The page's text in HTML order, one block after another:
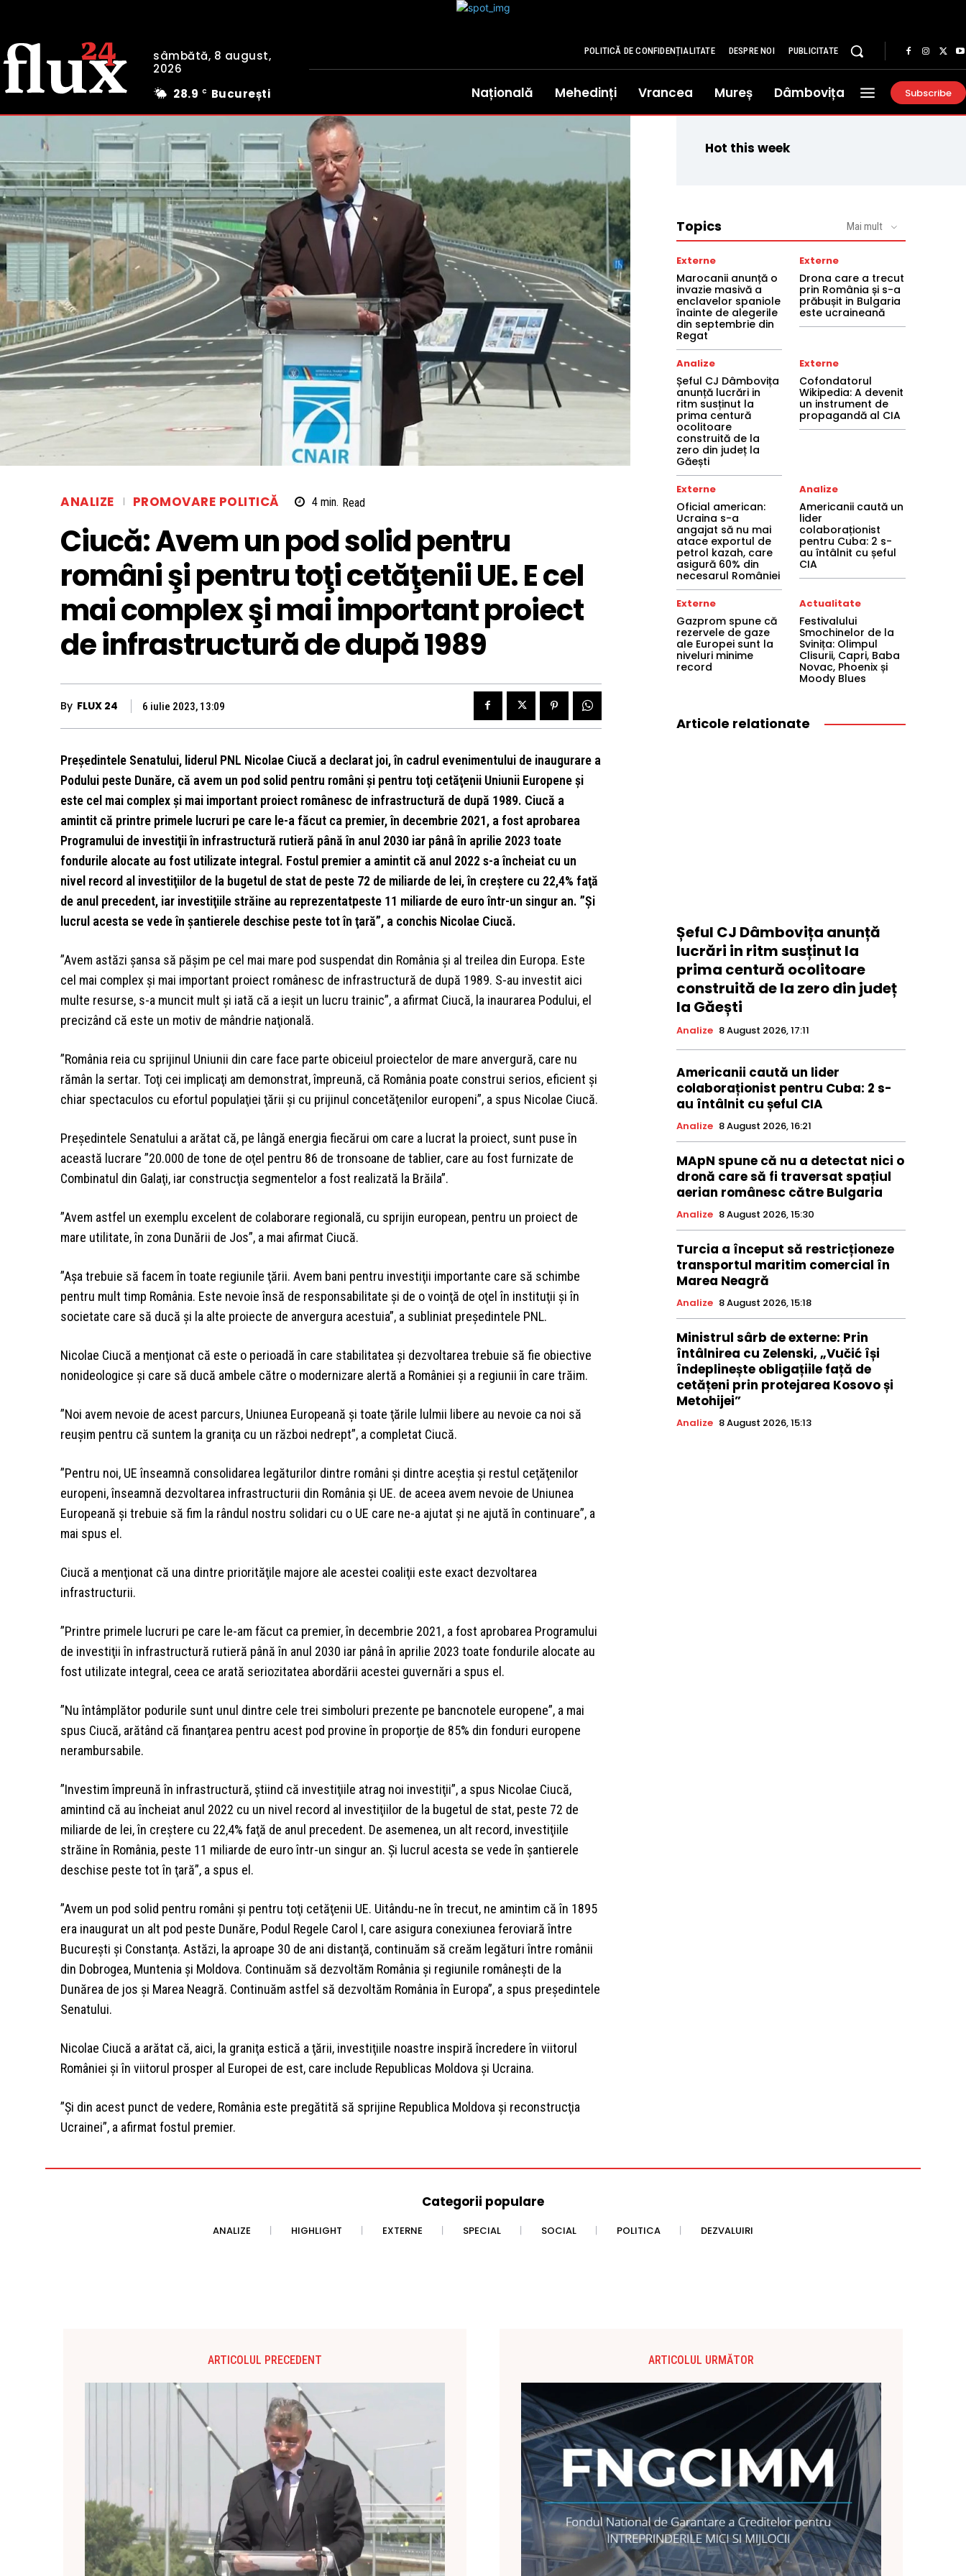
sâmbătă, 8 august,
2026
28.9 C București
POLITICĂ DE CONFIDENȚIALITATE DESPRE NOI PUBLICITATE
Națională Mehedinți Vrancea Mureș Dâmbovița Subscribe
ANALIZE PROMOVARE POLITICĂ 4min. Read
Ciucă: Avem un pod solid pentru
români şi pentru toţi cetăţenii UE. E cel
mai complex şi mai important proiect
de infrastructură de după 1989
By FLUX 24 6 iulie 2023, 13:09
Preşedintele Senatului, liderul PNL Nicolae Ciucă a declarat joi, în cadrul evenimentului de inaugurare a
Podului peste Dunăre, că avem un pod solid pentru români şi pentru toţi cetăţenii Uniunii Europene şi
este cel mai complex şi mai important proiect românesc de infrastructură de după 1989. Ciucă a
amintit că printre primele lucruri pe care le-a făcut ca premier, în decembrie 2021, a fost aprobarea
Programului de investiţii în infrastructură rutieră până în anul 2030 iar pânâ în aprilie 2023 toate
fondurile alocate au fost utilizate integral. Fostul premier a amintit că anul 2022 s-a încheiat cu un
nivel record al investiţiilor de la bugetul de stat de peste 72 de miliarde de lei, în creştere cu 22,4% faţă
de anul precedent, iar investiţiile străine au reprezentatpeste 11 miliarde de euro într-un singur an. ”Şi
lucrul acesta se vede în şantierele deschise peste tot în ţară”, a conchis Nicolae Ciucă.
”Avem astăzi şansa să păşim pe cel mai mare pod suspendat din România şi al treilea din Europa. Este
cel mai complex şi mai important proiect românesc de infrastructură de după 1989. S-au investit aici
multe resurse, s-a muncit mult şi iată că a ieşit un lucru trainic”, a afirmat Ciucă, la inaurarea Podului, el
precizând că este un motiv de mândrie naţională.
”România reia cu sprijinul Uniunii din care face parte obiceiul proiectelor de mare anvergură, care nu
rămân la sertar. Toţi cei implicaţi am demonstrat, împreună, că România poate construi serios, eficient şi
chiar spectaculos cu efortul populaţiei ţării şi cu prijinul concetăţenilor europeni”, a spus Nicolae Ciucă.
Preşedintele Senatului a arătat că, pe lângă energia fiecărui om care a lucrat la proiect, sunt puse în
această lucrare ”20.000 de tone de oţel pentru 86 de tronsoane de tablier, care au fost furnizate de
Combinatul din Galaţi, iar construcţia segmentelor a fost realizată la Brăila”.
”Avem astfel un exemplu excelent de colaborare regională, cu sprijin european, pentru un proiect de
mare utilitate, în zona Dunării de Jos”, a mai afirmat Ciucă.
”Aşa trebuie să facem în toate regiunile ţării. Avem bani pentru investiţii importante care să schimbe
pentru mult timp România. Este nevoie însă de responsabilitate şi de o voinţă de oţel în instituţii şi în
societate care să ducă şi la alte proiecte de anvergura acestuia”, a subliniat preşedintele PNL.
Nicolae Ciucă a menţionat că este o perioadă în care stabilitatea şi dezvoltarea trebuie să fie obiective
nonideologice şi care să ducă ambele către o modernizare alertă a României şi a regiunii în care trăim.
”Noi avem nevoie de acest parcurs, Uniunea Europeană şi toate ţările lulmii libere au nevoie ca noi să
reuşim pentru că suntem la graniţa cu un război nedrept”, a completat Ciucă.
”Pentru noi, UE înseamnă consolidarea legăturilor dintre români şi dintre aceştia şi restul ceţăţenilor
europeni, înseamnă dezvoltarea infrastructurii din România şi UE. de aceea avem nevoie de Uniunea
Europeană şi trebuie să fim la rândul nostru solidari cu o UE care ne-a ajutat şi ne ajută în continuare”, a
mai spus el.
Ciucă a menţionat că una dintre priorităţile majore ale acestei coaliţii este exact dezvoltarea
infrastructurii.
”Printre primele lucruri pe care le-am făcut ca premier, în decembrie 2021, a fost aprobarea Programului
de investiţii în infrastructură rutieră până în anul 2030 iar pânâ în aprilie 2023 toate fondurile alocate au
fost utilizate integral, ceea ce arată seriozitatea abordării acestei guvernări a spus el.
”Nu întâmplător podurile sunt unul dintre cele trei simboluri prezente pe bancnotele europene”, a mai
spus Ciucă, arătând că finanţarea pentru acest pod provine în proporţie de 85% din fonduri europene
nerambursabile.
”Investim împreună în infrastructură, ştiind că investiţiile atrag noi investiţii”, a spus Nicolae Ciucă,
amintind că au încheiat anul 2022 cu un nivel record al investiţiilor de la bugetul de stat, peste 72 de
miliarde de lei, în creştere cu 22,4% faţă de anul precedent. De asemenea, un alt record, investiţiile
străine în România, peste 11 miliarde de euro într-un singur an. Şi lucrul acesta se vede în şantierele
deschise peste tot în ţară”, a spus el.
”Avem un pod solid pentru români şi pentru toţi cetăţenii UE. Uitându-ne în trecut, ne amintim că în 1895
era inaugurat un alt pod peste Dunăre, Podul Regele Carol I, care asigura conexiunea feroviară între
Bucureşti şi Constanţa. Astăzi, la aproape 30 de ani distanţă, continuăm să creăm legături între românii
din Dobrogea, Muntenia şi Moldova. Continuăm să dezvoltăm România şi regiunile româneşti de la
Dunărea de jos şi Marea Neagră. Continuăm astfel să dezvoltăm România în Europa”, a spus preşedintele
Senatului.
Nicolae Ciucă a arătat că, aici, la graniţa estică a ţării, investiţiile noastre inspiră încredere în viitorul
României şi în viitorul prosper al Europei de est, care include Republicas Moldova şi Ucraina.
”Şi din acest punct de vedere, România este pregătită să sprijine Republica Moldova şi reconstrucţia
Ucrainei”, a afirmat fostul premier.
Hot this week
Topics Mai mult
Externe
Marocanii anunță o
invazie masivă a
enclavelor spaniole
înainte de alegerile
din septembrie din
Regat
Externe
Drona care a trecut
prin România și s-a
prăbușit in Bulgaria
este ucraineană
Analize
Șeful CJ Dâmbovița
anunță lucrări in
ritm susținut la
prima centură
ocolitoare
construită de la
zero din județ la
Găești
Externe
Cofondatorul
Wikipedia: A devenit
un instrument de
propagandă al CIA
Externe
Oficial american:
Ucraina s-a
angajat să nu mai
atace exportul de
petrol kazah, care
asigură 60% din
necesarul României
Analize
Americanii caută un
lider
colaboraționist
pentru Cuba: 2 s-
au întâlnit cu șeful
CIA
Externe
Gazprom spune că
rezervele de gaze
ale Europei sunt la
niveluri minime
record
Actualitate
Festivalului
Smochinelor de la
Svinița: Olimpul
Clisurii, Capri, Baba
Novac, Phoenix și
Moody Blues
Articole relationate
Șeful CJ Dâmbovița anunță
lucrări in ritm susținut la
prima centură ocolitoare
construită de la zero din județ
la Găești
Analize 8 August 2026, 17:11
Americanii caută un lider
colaboraționist pentru Cuba: 2 s-
au întâlnit cu șeful CIA
Analize 8 August 2026, 16:21
MApN spune că nu a detectat nici o
dronă care să fi traversat spațiul
aerian românesc către Bulgaria
Analize 8 August 2026, 15:30
Turcia a început să restricționeze
transportul maritim comercial în
Marea Neagră
Analize 8 August 2026, 15:18
Ministrul sârb de externe: Prin
întâlnirea cu Zelenski, „Vučić își
îndeplinește obligațiile față de
cetățeni prin protejarea Kosovo și
Metohijei”
Analize 8 August 2026, 15:13
Categorii populare
ANALIZE HIGHLIGHT EXTERNE SPECIAL SOCIAL POLITICA DEZVALUIRI
ARTICOLUL PRECEDENT ARTICOLUL URMĂTOR